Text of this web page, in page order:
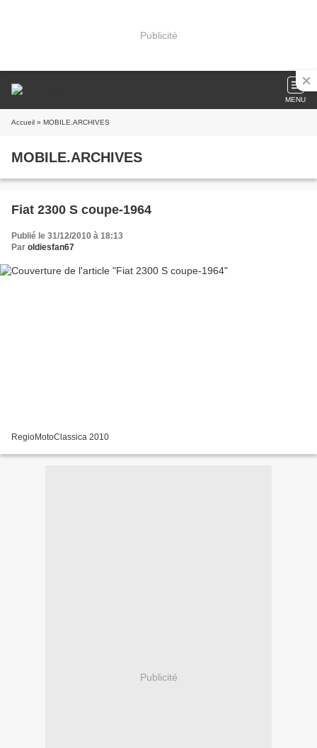
Publicité
MENU
Accueil » MOBILE.ARCHIVES
MOBILE.ARCHIVES
Fiat 2300 S coupe-1964
Publié le 31/12/2010 à 18:13
Par oldiesfan67
RegioMotoClassica 2010
Publicité